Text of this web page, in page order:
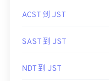
ACST 到 JST
SAST 到 JST
NDT 到 JST